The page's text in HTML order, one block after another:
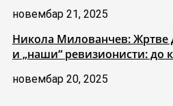
новембар 21, 2025
Никола Милованчев: Жртве
и „наши“ ревизионисти: до
новембар 20, 2025